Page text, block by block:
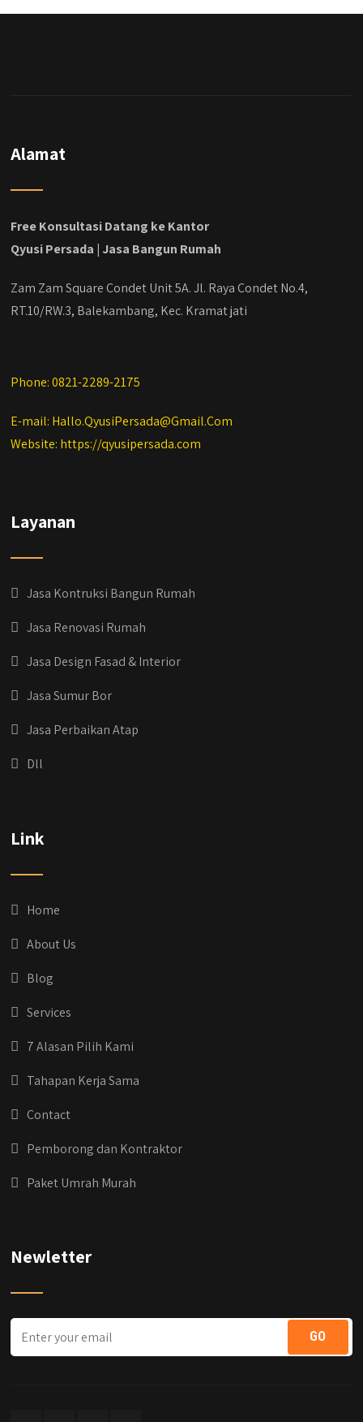
Alamat
Free Konsultasi Datang ke Kantor
Qyusi Persada | Jasa Bangun Rumah
Zam Zam Square Condet Unit 5A. Jl. Raya Condet No.4,
RT.10/RW.3, Balekambang, Kec. Kramat jati
Phone: 0821-2289-2175
E-mail: Hallo.QyusiPersada@Gmail.Com
Website: https://qyusipersada.com
Layanan
Jasa Kontruksi Bangun Rumah
Jasa Renovasi Rumah
Jasa Design Fasad & Interior
Jasa Sumur Bor
Jasa Perbaikan Atap
Dll
Link
Home
About Us
Blog
Services
7 Alasan Pilih Kami
Tahapan Kerja Sama
Contact
Pemborong dan Kontraktor
Paket Umrah Murah
Newletter